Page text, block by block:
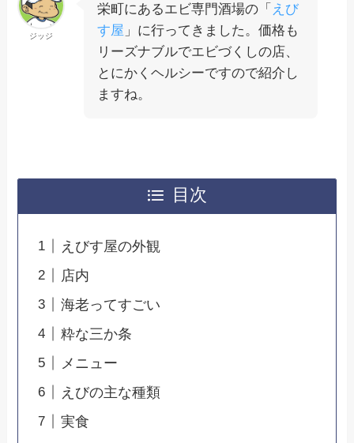
ジッジ
栄町にあるエビ専門酒場の「 えび
す屋 」に行ってきました。価格も
リーズナブルでエビづくしの店、
とにかくヘルシーですので紹介し
ますね。
目次
えびす屋の外観
店内
海老ってすごい
粋な三か条
メニュー
えびの主な種類
実食